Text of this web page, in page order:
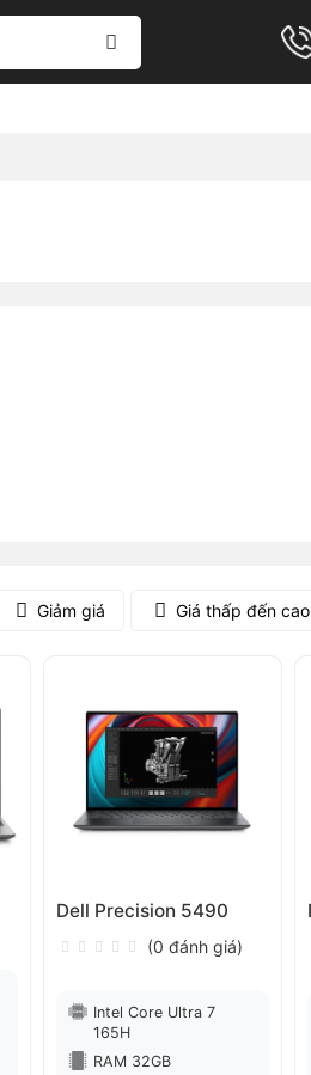
Giảm giá Giá thấp đến cao
Dell Precision 5490
(0 đánh giá)
Intel Core Ultra 7
165H
RAM 32GB